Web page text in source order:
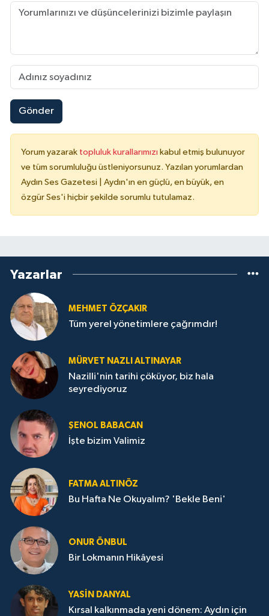
Gönder
Yorum yazarak topluluk kurallarımızı kabul etmiş bulunuyor
ve tüm sorumluluğu üstleniyorsunuz. Yazılan yorumlardan
Aydın Ses Gazetesi | Aydın'ın en güçlü, en büyük, en
özgür Ses'i hiçbir şekilde sorumlu tutulamaz.
Yazarlar
MEHMET ÖZÇAKIR
Tüm yerel yönetimlere çağrımdır!
MÜRVET NAZLI ALTINAYAR
Nazilli'nin tarihi çöküyor, biz hala
seyrediyoruz
ŞENOL BABACAN
İşte bizim Valimiz
FATMA ALTINÖZ
Bu Hafta Ne Okuyalım? 'Bekle Beni'
ONUR ÖNBUL
Bir Lokmanın Hikâyesi
YASIN DANYAL
Kırsal kalkınmada yeni dönem: Aydın için